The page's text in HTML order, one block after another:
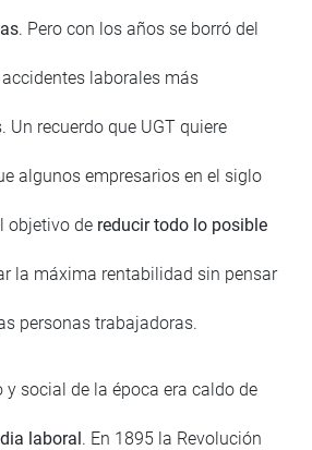
. Pero con los años se borró del
laborales más
Un recuerdo que UGT quiere
algunos empresarios en el siglo
objetivo de reducir todo lo posible
la máxima rentabilidad sin pensar
personas trabajadoras.
social de la época era caldo de
laboral. En 1895 la Revolución